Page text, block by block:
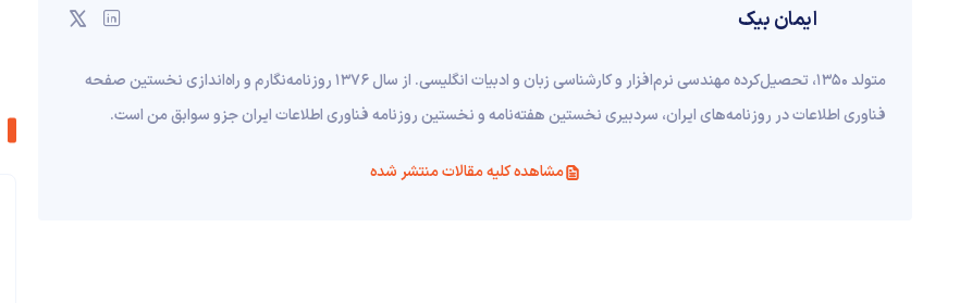
ایمان بیک
متولد ۱۳۵۰، تحصیل‌کرده مهندسی نرم‌افزار و کارشناسی زبان و ادبیات انگلیسی. از سال ۱۳۷۶ روزنامه‌نگارم و راه‌اندازی نخستین صفحه
فناوری اطلاعات در روزنامه‌های ایران، سردبیری نخستین هفته‌نامه و نخستین روزنامه فناوری اطلاعات ایران جزو سوابق من است.
مشاهده کلیه مقالات منتشر شده